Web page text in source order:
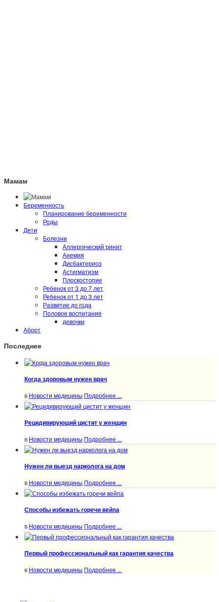
Мамам
Беременность
Планирование беременности
Роды
Дети
Болезни
Аллергический ринит
Анемия
Дисбактериоз
Астигматизм
Плоскостопие
Ребенок от 3 до 7 лет
Ребенок от 1 до 3 лет
Развитие до года
Половое воспитание
девочки
Аборт
Последнее
Когда здоровым нужен врач
в Новости медицины Подробнее ...
Рецидивирующий цистит у женщин
в Новости медицины Подробнее ...
Нужен ли выезд нарколога на дом
в Новости медицины Подробнее ...
Способы избежать горечи вейпа
в Новости медицины Подробнее ...
Первый профессиональный как гарантия качества
в Новости медицины Подробнее ...